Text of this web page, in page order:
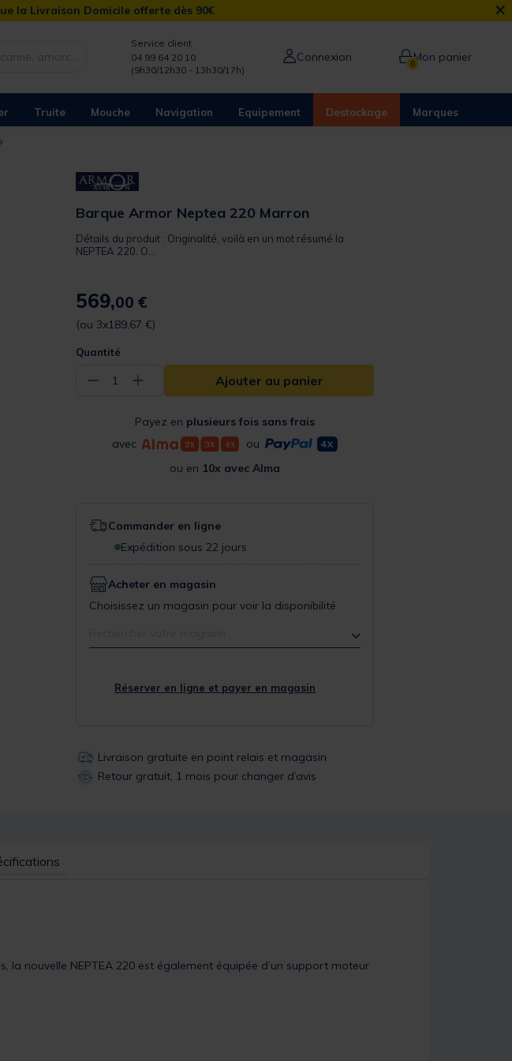
la Livraison Domicile offerte dès 90€ ×
Service client
04 99 64 20 10
(9h30/12h30 - 13h30/17h)
Connexion 0Mon panier
Truite Mouche Navigation Equipement Destockage Marques
Barque Armor Neptea 220 Marron
Détails du produit : Originalité, voilà en un mot résumé la
NEPTEA 220. O...
569,00 €
(ou 3x189,67 €)
Quantité
− 1 + Ajouter au panier
Payez en plusieurs fois sans frais
avec
ou
ou en 10x avec Alma
Commander en ligne
Expédition sous 22 jours
Acheter en magasin
Choisissez un magasin pour voir la disponibilité
Réserver en ligne et payer en magasin
Livraison gratuite en point relais et magasin
Retour gratuit, 1 mois pour changer d’avis
la nouvelle NEPTEA 220 est également équipée d’un support moteur